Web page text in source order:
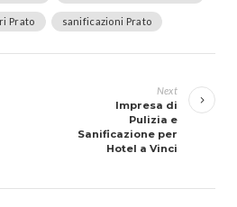
Prato sanificazioni Prato
Next
Impresa di
Pulizia e
Sanificazione per
Hotel a Vinci